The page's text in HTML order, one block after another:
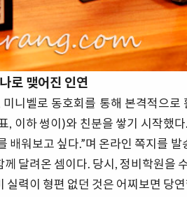
로 맺어진 인연
니벨로 동호회를 통해 본격적으
, 이하 썽이)와 친분을 쌓기 시작했
배워보고 싶다.”며 온라인 쪽지를
께 달려온 셈이다. 당시, 정비학원을
실력이 형편 없던 것은 어찌보면 당